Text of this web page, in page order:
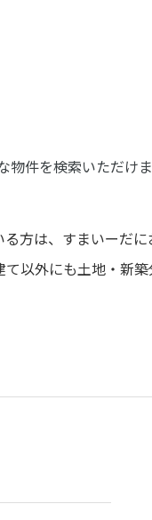
件を検索いただけま
方は、すまいーだ
以外にも土地・新